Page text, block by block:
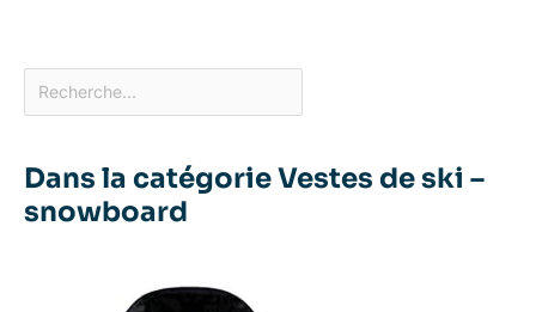
Dans la catégorie Vestes de ski –
snowboard